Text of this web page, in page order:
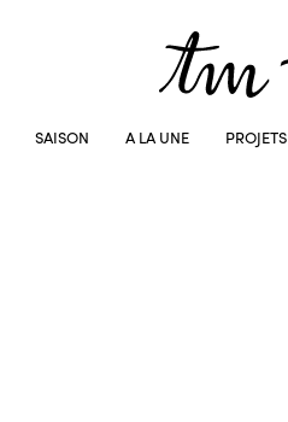
SAISON A LA UNE PROJETS